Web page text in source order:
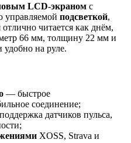
LCD-экраном с
управляемой подсветкой,
читается как днём,
66 мм, толщину 22 мм и
на руле.
— быстрое
соединение;
датчиков пульса,
XOSS, Strava и